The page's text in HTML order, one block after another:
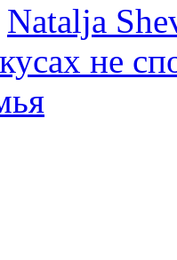
Natalja
не